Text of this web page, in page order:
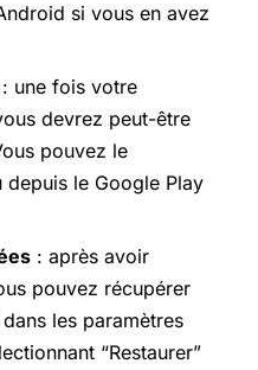
si vous en avez
: une fois votre
devrez peut-être
pouvez le
depuis le Google Play
: après avoir
pouvez récupérer
les paramètres
“Restaurer”